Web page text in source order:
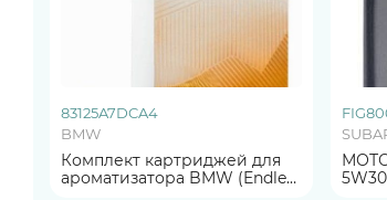
83125A7DCA4
BMW
Комплект картриджей для
ароматизатора BMW (Endless